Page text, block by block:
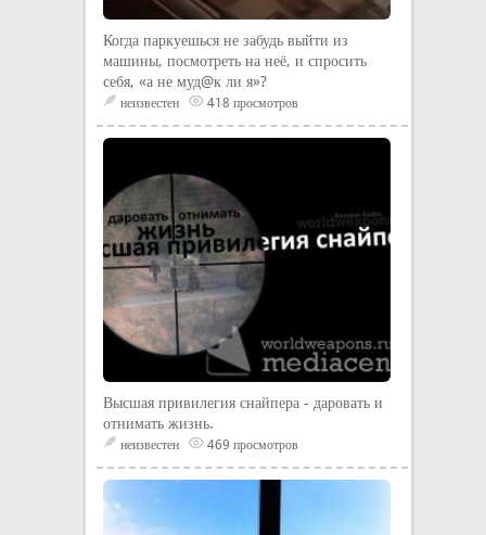
Когда паркуешься не забудь выйти из
машины, посмотреть на неё, и спросить
себя, «а не муд@к ли я»?
неизвестен 418 просмотров
Высшая привилегия снайпера - даровать и
отнимать жизнь.
неизвестен 469 просмотров